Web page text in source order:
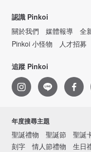
認識 Pinkoi
關於我們
媒體報導 全
Pinkoi 小怪物
人才招募
追蹤 Pinkoi
年度搜尋主題
聖誕禮物 聖誕節 聖誕
刻字
情人節禮物 生日